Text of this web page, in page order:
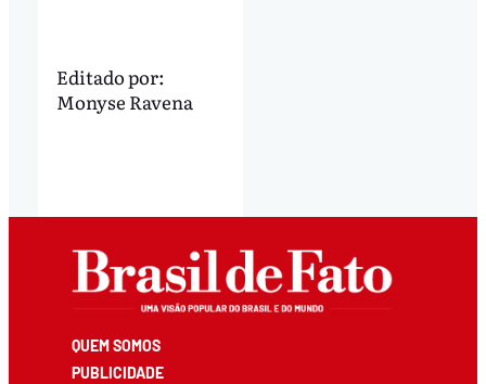
Editado por:
Monyse Ravena
QUEM SOMOS
PUBLICIDADE